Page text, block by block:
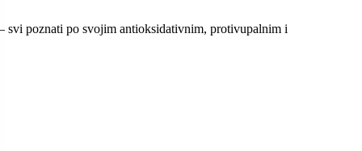
svi poznati po svojim antioksidativnim, protivupalnim i